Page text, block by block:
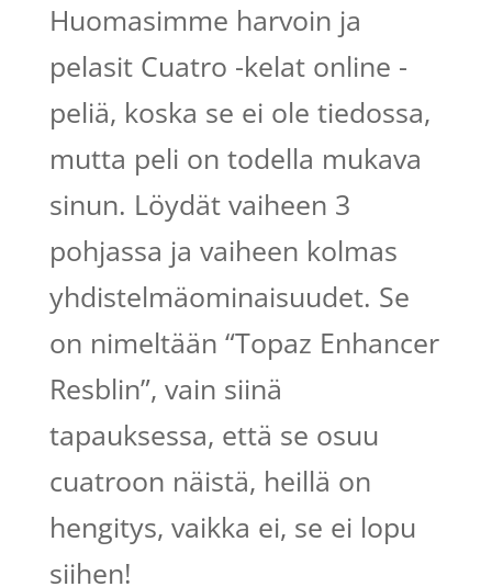
Huomasimme harvoin ja
pelasit Cuatro -kelat online -
peliä, koska se ei ole tiedossa,
mutta peli on todella mukava
sinun. Löydät vaiheen 3
pohjassa ja vaiheen kolmas
yhdistelmäominaisuudet. Se
on nimeltään “Topaz Enhancer
Resblin”, vain siinä
tapauksessa, että se osuu
cuatroon näistä, heillä on
hengitys, vaikka ei, se ei lopu
siihen!